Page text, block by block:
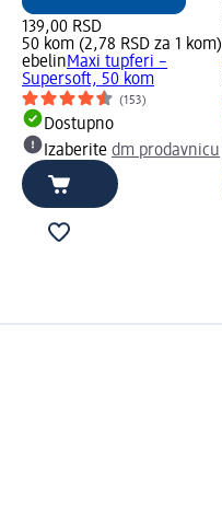
139,00 RSD
50 kom (2,78 RSD za 1 kom)
ebelinMaxi tupferi –
Supersoft, 50 kom
(153)
Dostupno
Izaberite dm prodavnicu